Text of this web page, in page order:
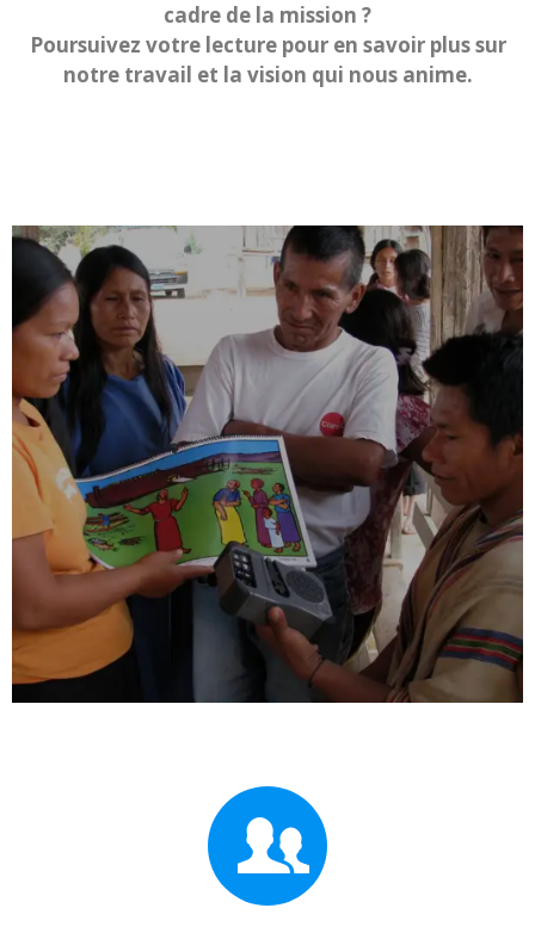
cadre de la mission ?
Poursuivez votre lecture pour en savoir plus sur
notre travail et la vision qui nous anime.
Que les gens puissent entendre et comprendre la
Parole de Dieu dans la langue de leur cœur, en
particulier ceux qui s'expriment principalement à l'oral
et ceux qui n'ont pas accès aux Écritures sous une